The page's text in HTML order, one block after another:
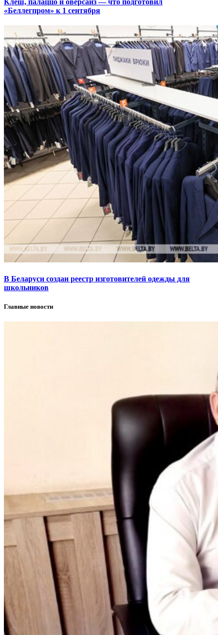
«Беллегпром» к 1 сентября
В Беларуси создан реестр изготовителей одежды для
школьников
Главные новости